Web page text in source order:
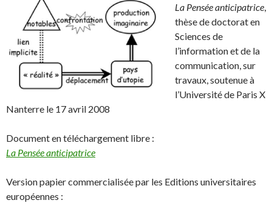
La Pensée anticipatrice
thèse de doctorat en
Sciences de
l’information et de la
communication, sur
travaux, soutenue à
l’Université de Paris X
Nanterre le 17 avril 2008
Document en téléchargement libre :
La Pensée anticipatrice
Version papier commercialisée par les Editions universitaires
européennes :